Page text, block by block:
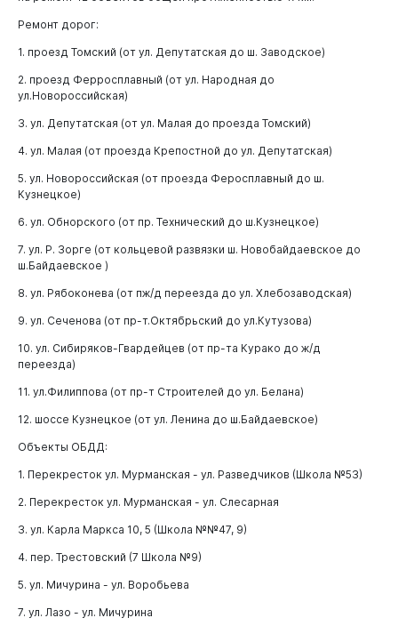
Виртуальнаяприемная
Ремонт дорог:
1. проезд Томский (от ул. Депутатская до ш. Заводское)
2. проезд Ферросплавный (от ул. Народная до
ул.Новороссийская)
3. ул. Депутатская (от ул. Малая до проезда Томский)
4. ул. Малая (от проезда Крепостной до ул. Депутатская)
5. ул. Новороссийская (от проезда Феросплавный до ш.
Кузнецкое)
6. ул. Обнорского (от пр. Технический до ш.Кузнецкое)
7. ул. Р. Зорге (от кольцевой развязки ш. Новобайдаевское до
ш.Байдаевское )
8. ул. Рябоконева (от пж/д переезда до ул. Хлебозаводская)
9. ул. Сеченова (от пр-т.Октябрьский до ул.Кутузова)
10. ул. Сибиряков-Гвардейцев (от пр-та Курако до ж/д
переезда)
11. ул.Филиппова (от пр-т Строителей до ул. Белана)
12. шоссе Кузнецкое (от ул. Ленина до ш.Байдаевское)
Объекты ОБДД:
1. Перекресток ул. Мурманская - ул. Разведчиков (Школа №53)
2. Перекресток ул. Мурманская - ул. Слесарная
3. ул. Карла Маркса 10, 5 (Школа №№47, 9)
4. пер. Трестовский (7 Школа №9)
5. ул. Мичурина - ул. Воробьева
7. ул. Лазо - ул. Мичурина